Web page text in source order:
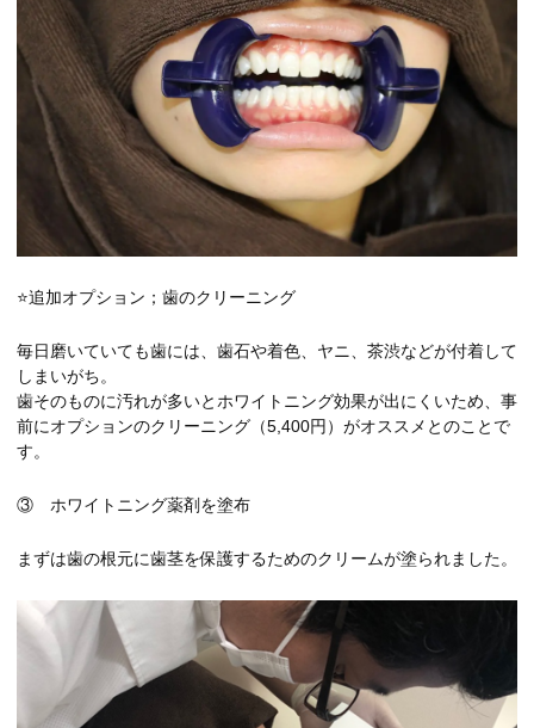
⭐追加オプション；歯のクリーニング
毎日磨いていても歯には、歯石や着色、ヤニ、茶渋などが付着して
しまいがち。
歯そのものに汚れが多いとホワイトニング効果が出にくいため、事
前にオプションのクリーニング（5,400円）がオススメとのことで
す。
③ ホワイトニング薬剤を塗布
まずは歯の根元に歯茎を保護するためのクリームが塗られました。